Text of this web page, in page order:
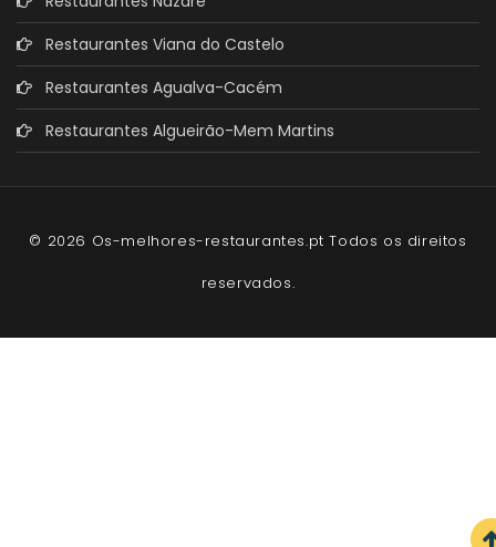
Restaurantes Viana do Castelo
Restaurantes Agualva-Cacém
Restaurantes Algueirão-Mem Martins
© 2026 Os-melhores-restaurantes.pt Todos os direitos
reservados.